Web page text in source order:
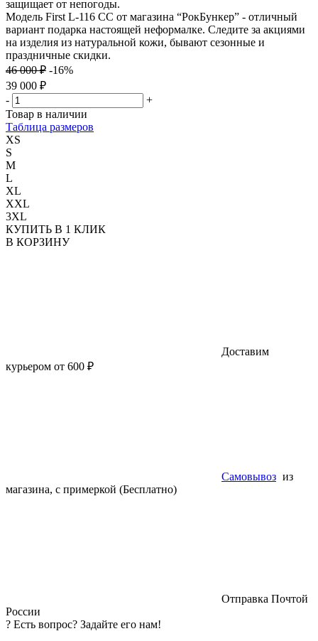
защищает от непогоды.
Модель First L-116 CC от магазина “РокБункер” - отличный
вариант подарка настоящей неформалке. Следите за акциями
на изделия из натуральной кожи, бывают сезонные и
праздничные скидки.
46 000 ₽ -16%
39 000 ₽
-
+
Товар в наличии
Таблица размеров
XS
S
M
L
XL
XXL
3XL
КУПИТЬ В 1 КЛИК
В КОРЗИНУ
Доставим
курьером от 600 ₽
Самовывоз из
магазина, с примеркой (Бесплатно)
Отправка Почтой
России
? Есть вопрос? Задайте его нам!